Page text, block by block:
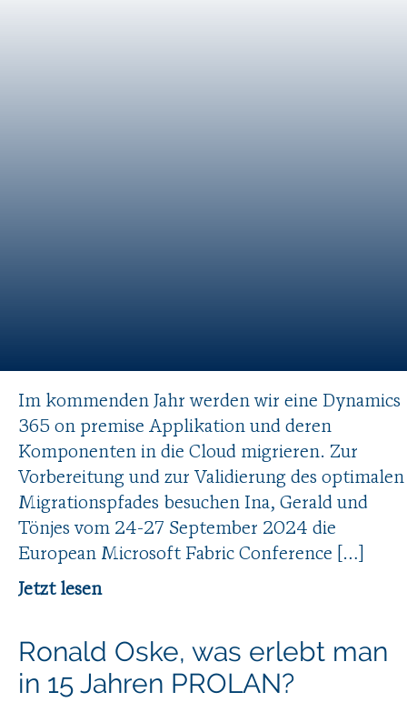
Im kommenden Jahr werden wir eine Dynamics
365 on premise Applikation und deren
Komponenten in die Cloud migrieren. Zur
Vorbereitung und zur Validierung des optimalen
Migrationspfades besuchen Ina, Gerald und
Tönjes vom 24-27 September 2024 die
European Microsoft Fabric Conference […]
Jetzt lesen
Ronald Oske, was erlebt man
in 15 Jahren PROLAN?